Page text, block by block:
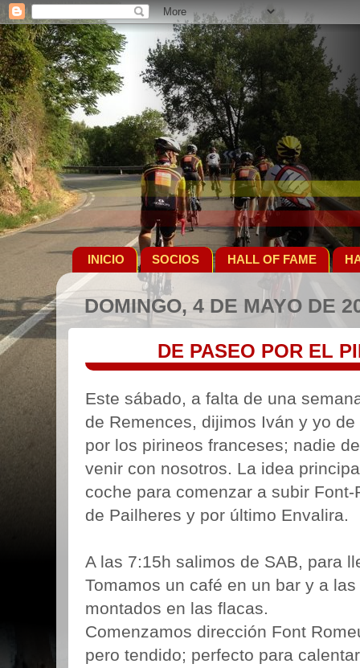
INICIO SOCIOS HALL OF FAME
DOMINGO, 4 DE MAYO DE
DE PASEO POR EL
Este sábado, a falta de una
de Remences, dijimos Iván y yo
por los pirineos franceses; nadie
venir con nosotros. La idea
coche para comenzar a subir
de Pailheres y por último Envalira.
A las 7:15h salimos de SAB, para
Tomamos un café en un bar y a
montados en las flacas.
Comenzamos dirección Font
pero tendido; perfecto para